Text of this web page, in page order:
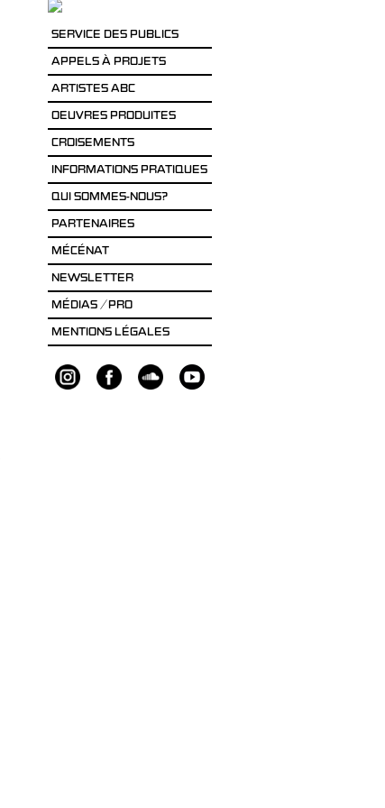
SERVICE DES PUBLICS
APPELS À PROJETS
ARTISTES ABC
OEUVRES PRODUITES
CROISEMENTS
INFORMATIONS PRATIQUES
QUI SOMMES-NOUS?
PARTENAIRES
MÉCÉNAT
NEWSLETTER
MÉDIAS / PRO
MENTIONS LÉGALES